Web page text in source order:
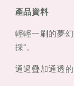
光
修
容
4.8g
產品資料
輕輕一刷的夢
採”。
通過疊加通透